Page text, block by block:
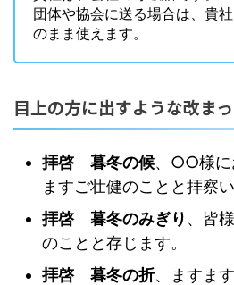
団体や協会に送る場合は、貴
のまま使えます。
目上の方に出すような改ま
拝啓 暮冬の候、○○様に
ますご壮健のことと拝察
拝啓 暮冬のみぎり 、皆
のことと存じます。
拝啓 暮冬の折、ますま